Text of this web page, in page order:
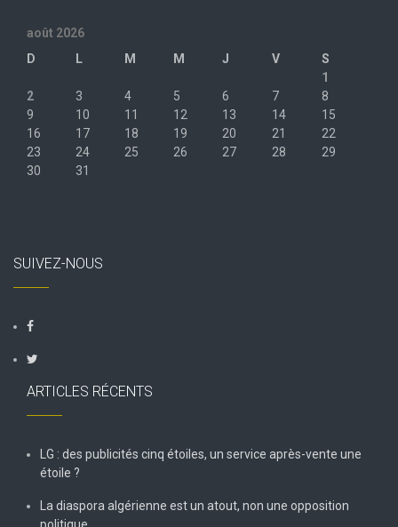
août 2026
D
L M M J V
S
1
2
3 4 5 6 7
8
9
10 11 12 13 14
15
16
17 18 19 20 21
22
23
24 25 26 27 28
29
30
31
SUIVEZ-NOUS
ARTICLES RÉCENTS
LG : des publicités cinq étoiles, un service après-vente une
étoile ?
La diaspora algérienne est un atout, non une opposition